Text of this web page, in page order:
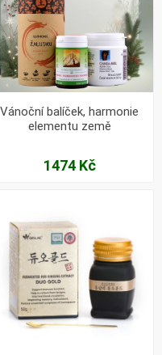
Vánoční balíček, harmonie
elementu země
1474 Kč